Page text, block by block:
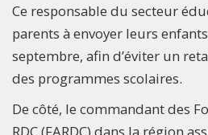
Ce responsable du secteur
parents à envoyer leurs
septembre, afin d’éviter un
des programmes scolaires.
De côté, le commandant des
RDC (FARDC) dans la région